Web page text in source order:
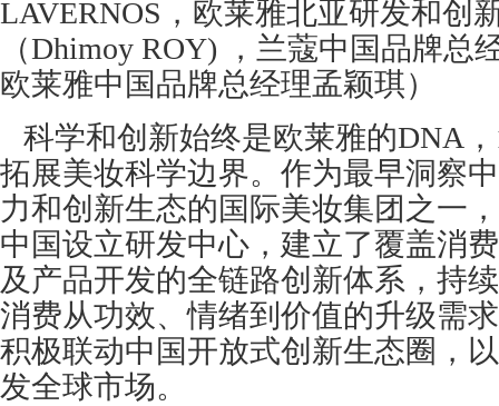
LAVERNOS，欧莱雅北亚研发和创
（Dhimoy ROY) ，兰蔻中国品牌总
欧莱雅中国品牌总经理孟颖琪）
科学和创新始终是欧莱雅的DNA
拓展美妆科学边界。作为最早洞察
力和创新生态的国际美妆集团之一
中国设立研发中心，建立了覆盖消
及产品开发的全链路创新体系，持
消费从功效、情绪到价值的升级需
积极联动中国开放式创新生态圈，
发全球市场。